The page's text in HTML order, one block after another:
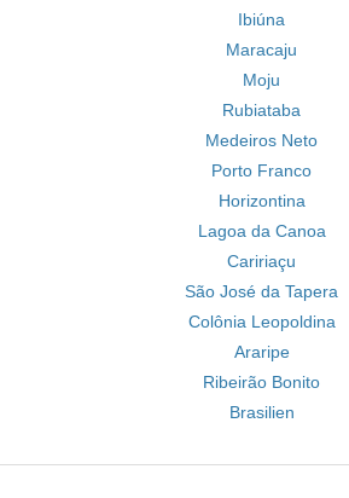
Ibiúna
Maracaju
Moju
Rubiataba
Medeiros Neto
Porto Franco
Horizontina
Lagoa da Canoa
Caririaçu
São José da Tapera
Colônia Leopoldina
Araripe
Ribeirão Bonito
Brasilien